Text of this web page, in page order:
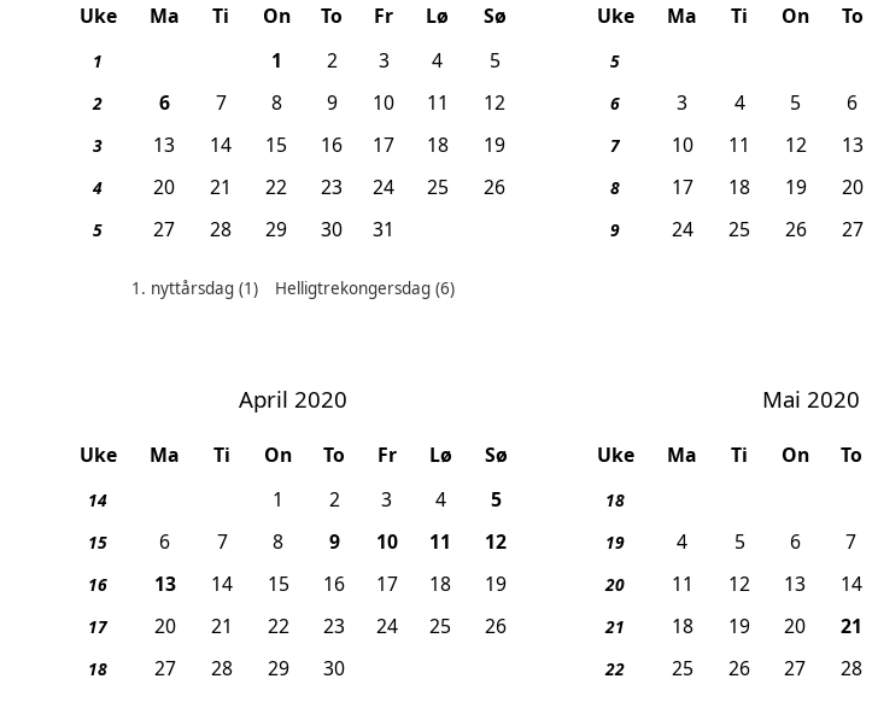
Uke Ma Ti On To Fr Lø Sø
1 1 , 1. nyttårsdag
2 3 4 5
2 6, Helligtrekongersdag
7 8 9 10 11 12
3 13 14 15 16 17 18 19
4 20 21 22 23 24 25 26
5 27 28 29 30 31
Helligdager denne måneden:
1. nyttårsdag(1) Helligtrekongersdag (6)
Uke Ma Ti On To
5
6 3 4 5 6
7 10 11 12 13
8 17 18 19 20
9 24 25 26 27
April 2020
Uke Ma Ti On To Fr Lø Sø
14 1 2 3 4 5, Palmesøndag
15 6 7 8 9, Skjærtorsdag
10, Langfredag
11 , Påskeaften
12, 1. påskedag
16 13, 2. påskedag
14 15 16 17 18 19
17 20 21 22 23 24 25 26
18 27 28 29 30
Mai 2020
Uke Ma Ti On To
18
19 4 5 6 7
20 11 12 13 14
21 18 19 20 21
22 25 26 27 28